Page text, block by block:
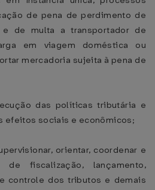
de pena de perdimento de
e de multa a transportador de
em viagem doméstica ou
mercadoria sujeita à pena de
das políticas tributária e
efeitos sociais e econômicos;
orientar, coordenar e
fiscalização, lançamento,
controle dos tributos e demais